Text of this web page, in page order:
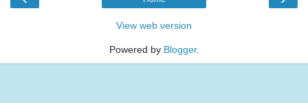
View web version
Powered by Blogger.